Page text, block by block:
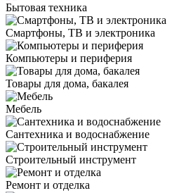
Бытовая техника
Смартфоны, ТВ и электроника
Компьютеры и периферия
Товары для дома, бакалея
Мебель
Сантехника и водоснабжение
Строительный инструмент
Ремонт и отделка